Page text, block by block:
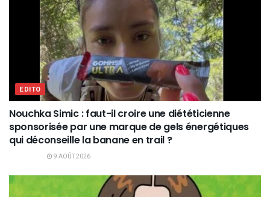
EDITO
Nouchka Simic : faut-il croire une diététicienne
sponsorisée par une marque de gels énergétiques
qui déconseille la banane en trail ?
9 AOÛT 2026